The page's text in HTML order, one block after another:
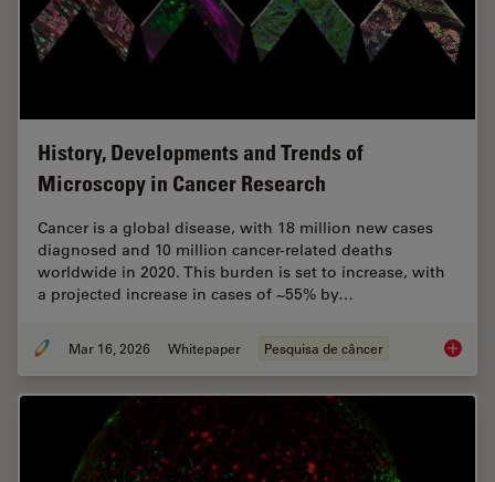
History, Developments and Trends of
Microscopy in Cancer Research
Cancer is a global disease, with 18 million new cases
diagnosed and 10 million cancer-related deaths
worldwide in 2020. This burden is set to increase, with
a projected increase in cases of ~55% by…
Mar 16, 2026 Whitepaper Pesquisa de câncer